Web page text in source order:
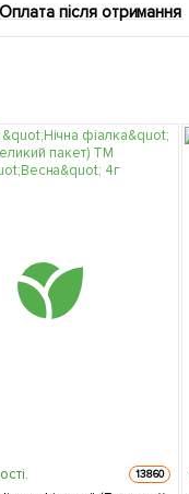
Оплата після отримання
13860